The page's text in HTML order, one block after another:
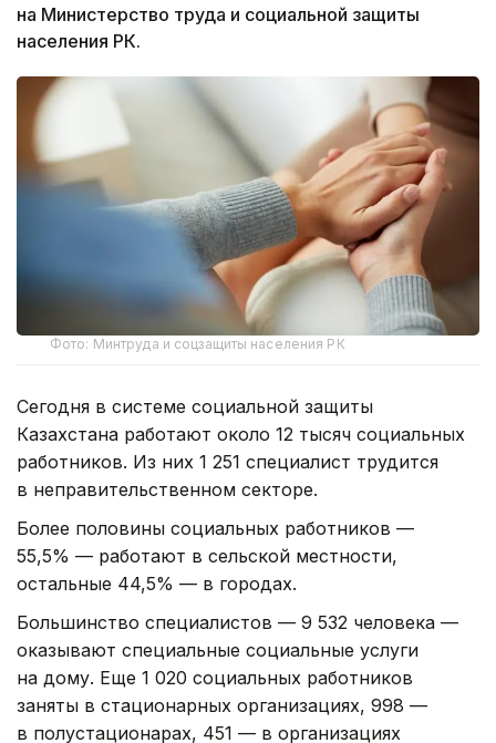
на Министерство труда и социальной защиты
населения РК.
Фото: Минтруда и соцзащиты населения РК
Сегодня в системе социальной защиты
Казахстана работают около 12 тысяч социальных
работников. Из них 1 251 специалист трудится
в неправительственном секторе.
Более половины социальных работников —
55,5% — работают в сельской местности,
остальные 44,5% — в городах.
Большинство специалистов — 9 532 человека —
оказывают специальные социальные услуги
на дому. Еще 1 020 социальных работников
заняты в стационарных организациях, 998 —
в полустационарах, 451 — в организациях